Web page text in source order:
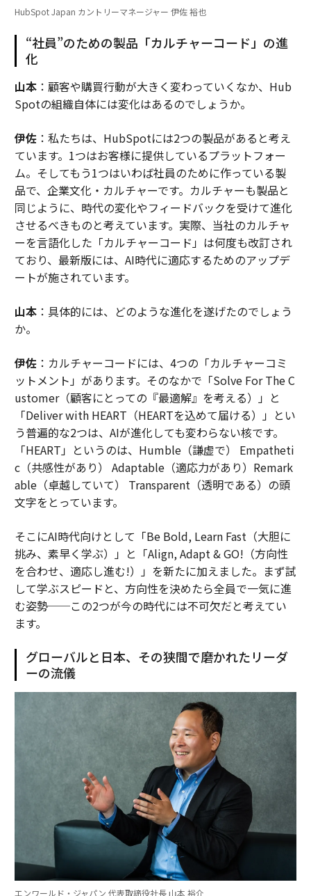
HubSpot Japan カントリーマネージャー 伊佐 裕也
“社員”のための製品「カルチャーコード」の進
化
山本：顧客や購買行動が大きく変わっていくなか、Hub
Spotの組織自体には変化はあるのでしょうか。
伊佐：私たちは、HubSpotには2つの製品があると考え
ています。1つはお客様に提供しているプラットフォー
ム。そしてもう1つはいわば社員のために作っている製
品で、企業文化・カルチャーです。カルチャーも製品と
同じように、時代の変化やフィードバックを受けて進化
させるべきものと考えています。実際、当社のカルチャ
ーを言語化した「カルチャーコード」は何度も改訂され
ており、最新版には、AI時代に適応するためのアップデ
ートが施されています。
山本：具体的には、どのような進化を遂げたのでしょう
か。
伊佐：カルチャーコードには、4つの「カルチャーコミ
ットメント」があります。そのなかで「Solve For The C
ustomer（顧客にとっての『最適解』を考える）」と
「Deliver with HEART（HEARTを込めて届ける）」とい
う普遍的な2つは、AIが進化しても変わらない核です。
「HEART」というのは、Humble（謙虚で） Empatheti
c（共感性があり） Adaptable（適応力があり）Remark
able（卓越していて） Transparent（透明である）の頭
文字をとっています。
そこにAI時代向けとして「Be Bold, Learn Fast（大胆に
挑み、素早く学ぶ）」と「Align, Adapt & GO!（方向性
を合わせ、適応し進む!）」を新たに加えました。まず試
して学ぶスピードと、方向性を決めたら全員で一気に進
む姿勢──この2つが今の時代には不可欠だと考えてい
ます。
グローバルと日本、その狭間で磨かれたリーダ
ーの流儀
エンワールド・ジャパン 代表取締役社長 山本 裕介